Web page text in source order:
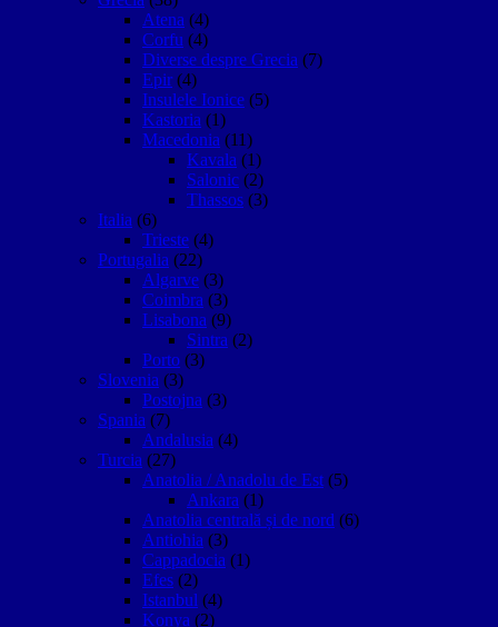
Atena (4)
Corfu (4)
Diverse despre Grecia (7)
Epir (4)
Insulele Ionice (5)
Kastoria (1)
Macedonia (11)
Kavala (1)
Salonic (2)
Thassos (3)
Italia (6)
Trieste (4)
Portugalia (22)
Algarve (3)
Coimbra (3)
Lisabona (9)
Sintra (2)
Porto (3)
Slovenia (3)
Postojna (3)
Spania (7)
Andalusia (4)
Turcia (27)
Anatolia / Anadolu de Est (5)
Ankara (1)
Anatolia centrală și de nord (6)
Antiohia (3)
Cappadocia (1)
Efes (2)
Istanbul (4)
Konya (2)